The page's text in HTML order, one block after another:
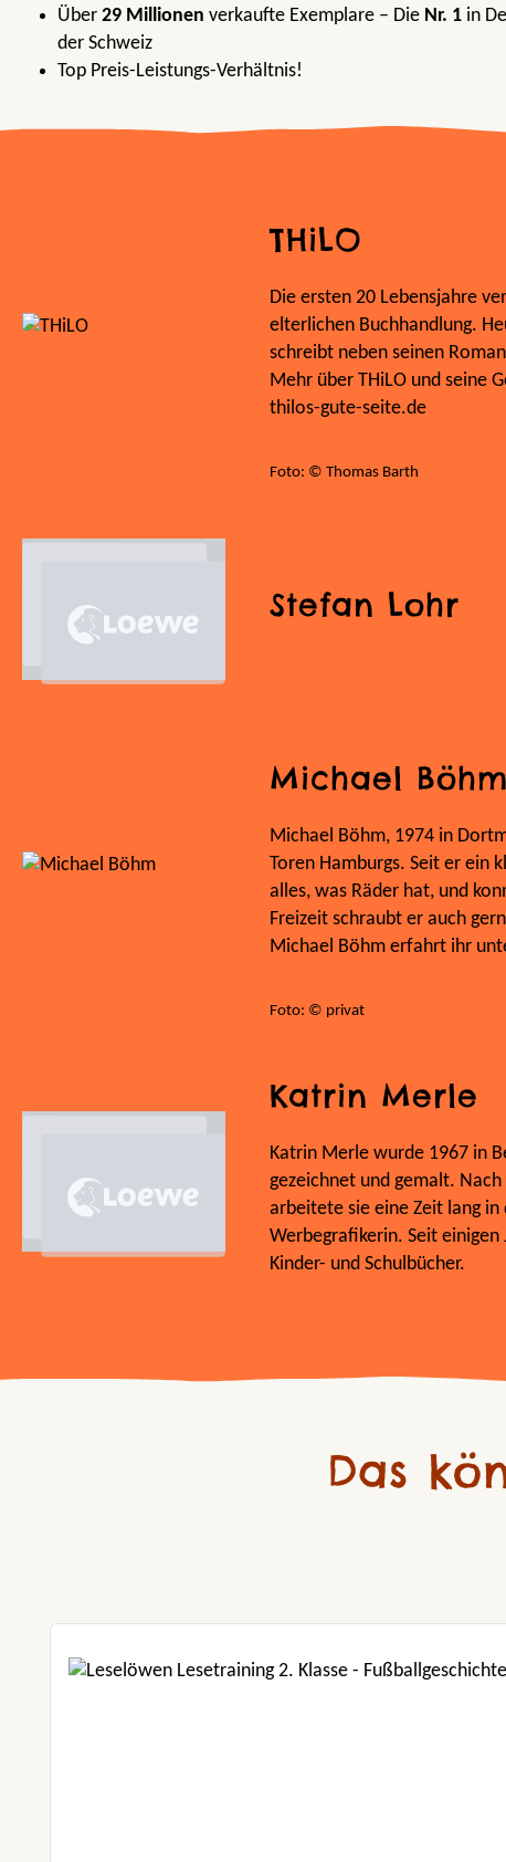
Über 29 Millionen verkaufte Exemplare – Die Nr. 1 in
der Schweiz
Top Preis-Leistungs-Verhältnis!
THiLO
Die ersten 20 Lebensjahre
elterlichen Buchhandlung.
schreibt neben seinen
Mehr über THiLO und seine
thilos-gute-seite.de
Foto: © Thomas Barth
Stefan Lohr
Michael Böhm
Michael Böhm, 1974 in
Toren Hamburgs. Seit er ein
alles, was Räder hat, und
Freizeit schraubt er auch
Michael Böhm erfahrt ihr
Foto: © privat
Katrin Merle
Katrin Merle wurde 1967 in
gezeichnet und gemalt.
arbeitete sie eine Zeit lang
Werbegrafikerin. Seit
Kinder- und Schulbücher.
Das